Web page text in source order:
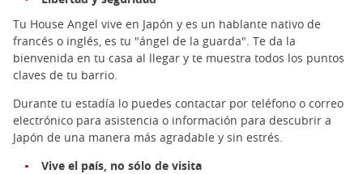
Tu House Angel vive en Japón y es un hablante nativo de
francés o inglés, es tu "ángel de la guarda". Te da la
bienvenida en tu casa al llegar y te muestra todos los puntos
claves de tu barrio.
Durante tu estadía lo puedes contactar por teléfono o correo
electrónico para asistencia o información para descubrir a
Japón de una manera más agradable y sin estrés.
Vive el país, no sólo de visita